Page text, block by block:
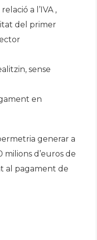
a l’IVA ,
del primer
sense
en
generar a
d’euros de
al pagament de